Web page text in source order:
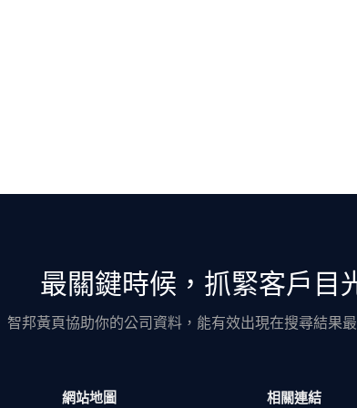
最關鍵時候，抓緊客戶目
智邦黃頁協助你的公司資料，能有效出現在搜尋結果
網站地圖 相關連結